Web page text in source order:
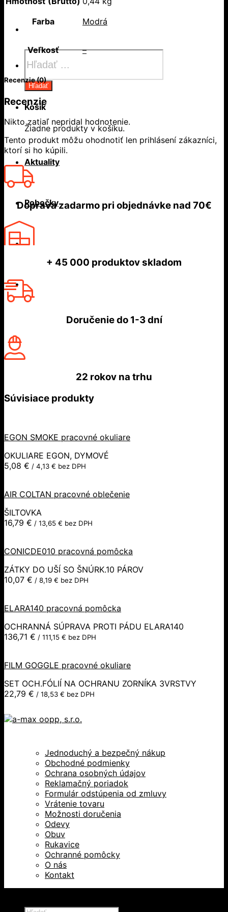
Products
search
Hľadať
Košík
Žiadne produkty v košíku.
Aktuality
Pobočky
Farba
Modrá
Veľkosť –
Recenzie (0)
Recenzie
Nikto zatiaľ nepridal hodnotenie.
Tento produkt môžu ohodnotiť len prihlásení zákazníci,
ktorí si ho kúpili.
Doprava zadarmo pri objednávke nad 70€
+ 45 000 produktov skladom
Doručenie do1-3 dní
22 rokov na trhu
Súvisiace produkty
EGON SMOKE pracovné okuliare
OKULIARE EGON, DYMOVÉ
5,08 € / 4,13 € bez DPH
AIR COLTAN pracovné oblečenie
ŠILTOVKA
16,79 € / 13,65 € bez DPH
CONICDE010 pracovná pomôcka
ZÁTKY DO UŠÍ SO ŠNÚRK.10 PÁROV
10,07 € / 8,19 € bez DPH
ELARA140 pracovná pomôcka
OCHRANNÁ SÚPRAVA PROTI PÁDU ELARA140
136,71 € / 111,15 € bez DPH
FILM GOGGLE pracovné okuliare
SET OCH.FÓLIÍ NA OCHRANU ZORNÍKA 3VRSTVY
22,79 € / 18,53 € bez DPH
Jednoduchý a bezpečný nákup
Obchodné podmienky
Ochrana osobných údajov
Reklamačný poriadok
Formulár odstúpenia od zmluvy
Vrátenie tovaru
Možnosti doručenia
Odevy
Obuv
Rukavice
Ochranné pomôcky
O nás
Kontakt